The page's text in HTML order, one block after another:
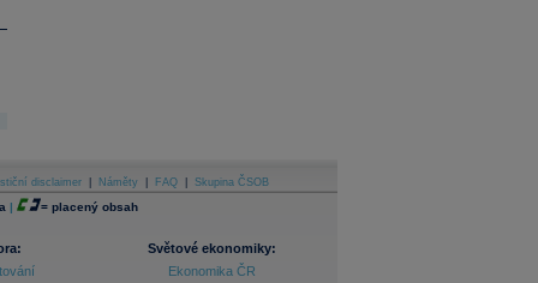
disclaimer Náměty FAQ Skupina ČSOB
| = placený obsah
Světové ekonomiky:
Ekonomika ČR